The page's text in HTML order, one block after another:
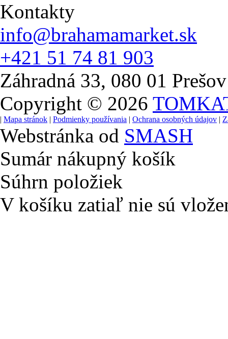
Kontakty
info@brahamamarket.sk
+421 51 74 81 903
Záhradná 33, 080 01 Prešov
Copyright © 2026
| Mapa stránok | Podmienky používania | Ochrana osobných údajov |
Webstránka od SMASH
Sumár nákupný košík
Súhrn položiek
V košíku zatiaľ nie sú